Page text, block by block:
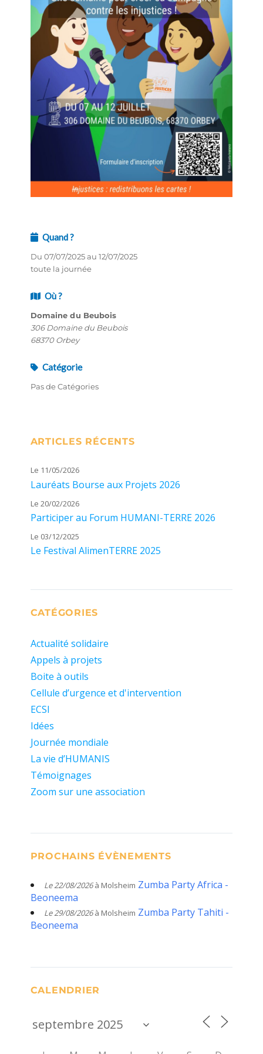
Quand ?
Du 07/07/2025 au 12/07/2025
toute la journée
Où ?
Domaine du Beubois
306 Domaine du Beubois
68370 Orbey
Catégorie
Pas de Catégories
ARTICLES RÉCENTS
Le 11/05/2026
Lauréats Bourse aux Projets 2026
Le 20/02/2026
Participer au Forum HUMANI-TERRE 2026
Le 03/12/2025
Le Festival AlimenTERRE 2025
CATÉGORIES
Actualité solidaire
Appels à projets
Boite à outils
Cellule d’urgence et d'intervention
ECSI
Idées
Journée mondiale
La vie d’HUMANIS
Témoignages
Zoom sur une association
PROCHAINS ÉVÈNEMENTS
Le 22/08/2026à Molsheim Zumba Party Africa -
Beoneema
Le 29/08/2026à Molsheim Zumba Party Tahiti -
Beoneema
CALENDRIER